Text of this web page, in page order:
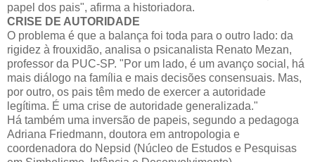
papel dos pais", afirma a historiadora.
CRISE DE AUTORIDADE
O problema é que a balança foi toda para o outro lado: da
rigidez à frouxidão, analisa o psicanalista Renato Mezan,
professor da PUC-SP. "Por um lado, é um avanço social, há
mais diálogo na família e mais decisões consensuais. Mas,
por outro, os pais têm medo de exercer a autoridade
legítima. É uma crise de autoridade generalizada."
Há também uma inversão de papeis, segundo a pedagoga
Adriana Friedmann, doutora em antropologia e
coordenadora do Nepsid (Núcleo de Estudos e Pesquisas